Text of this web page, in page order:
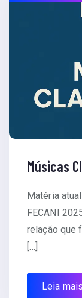
Músicas
Matéria
FECANI
relação que
[…]
Leia mais